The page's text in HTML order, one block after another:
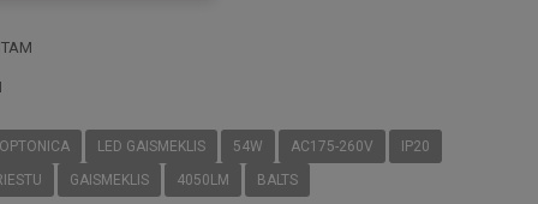
OPTONICA LED GAISMEKLIS 54W AC175-260V
IP20
GAISMEKLIS 4050LM BALTS